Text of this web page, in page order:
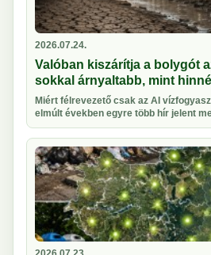
2026.07.24.
Valóban kiszárítja a bolygót
sokkal árnyaltabb, mint
Miért félrevezető csak az AI
elmúlt években egyre több hír jelent